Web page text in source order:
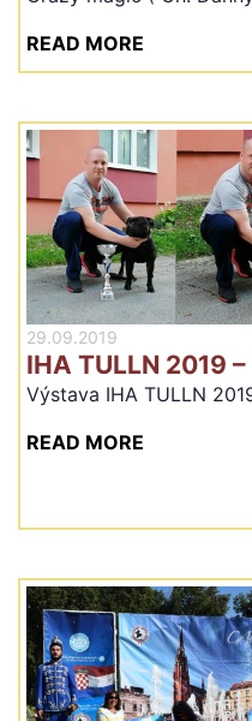
READ MORE
29.09.2019
IHA TULLN 2019 –
Výstava IHA TULLN
READ MORE